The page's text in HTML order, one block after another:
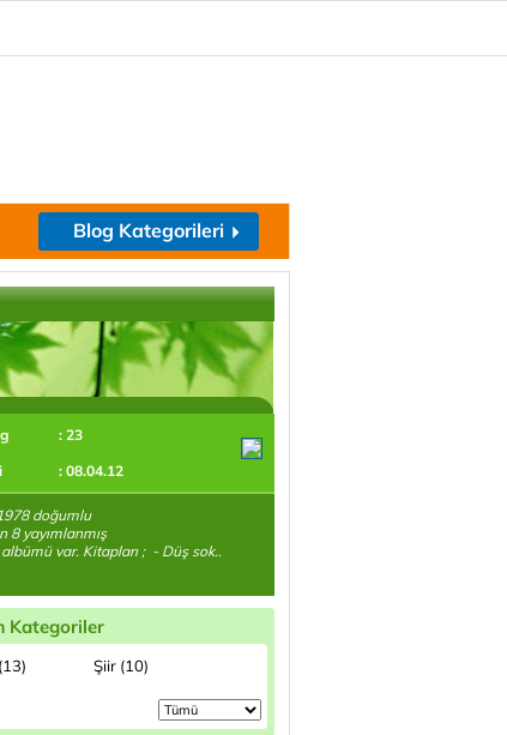
Blog Kategorileri
: 23
: 08.04.12
doğumlu
8 yayımlanmış
albümü var. Kitapları ; - Düş sok..
Kategoriler
Şiir (10)